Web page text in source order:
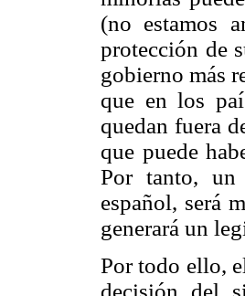
(no estamos
protección de
gobierno más
que en los
quedan fuera
que puede
Por tanto, un
español, será
generará un
Por todo ello,